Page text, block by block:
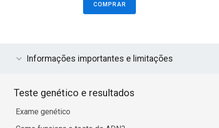
COMPRAR
Informações importantes e limitações
Teste genético e resultados
Exame genético